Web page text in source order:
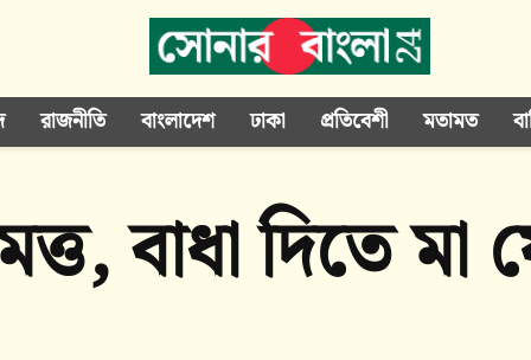
রাজনীতি বাংলাদেশ ঢাকা প্রতিবেশী মতামত
বাধা দিতে